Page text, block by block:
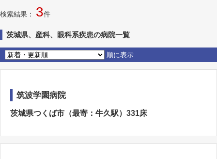
検索結果： 3件
茨城県、産科、眼科系疾患の病院一覧
順に表示
筑波学園病院
茨城県つくば市（最寄：牛久駅）331床